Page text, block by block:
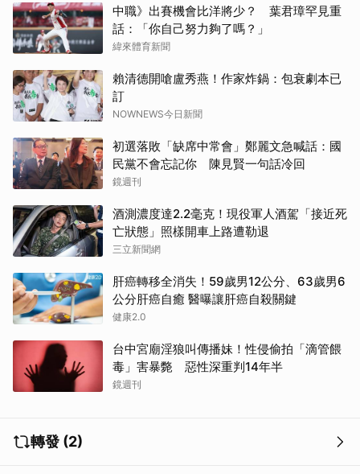
中職》出賽機會比洋將少？ 葉君璋罕見重
話：「你自己努力夠了嗎？」
緯來體育新聞
賴清德開嗆盧秀燕！作家炸鍋：包衰劇本已
訂
NOWNEWS今日新聞
初選落敗「缺席中常會」鄭麗文急喊話：國
民黨不會忘記你 陳見賢一句話冷回
鏡週刊
酒測濃度達2.2毫克！現役軍人酒駕「接近死
亡狀態」照樣開車上路遭勒退
三立新聞網
肝癌轉移全消失！59歲男12公分、63歲男6
公分肝癌自癒 醫曝讓肝癌自殺關鍵
健康2.0
台中宮廟淫狼叫傳播妹！性侵偷拍「滴管餵
毒」害暴斃 惡性深重判14年半
鏡週刊
轉發 (2)